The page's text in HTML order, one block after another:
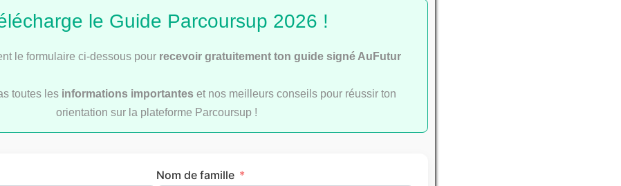
: Corrigé du sujet de
Bac 2026 : comment se passent
les rattrapages ?
par matière
le Guide Parcoursup 2026 !
le formulaire ci-dessous pour recevoir gratuitement ton guide signé AuFutur
toutes les informations importantes et nos meilleurs conseils pour réussir ton
orientation sur la plateforme Parcoursup !
Nom de famille